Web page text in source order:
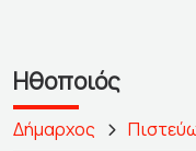
Ηθοποιός
Δήμαρχος